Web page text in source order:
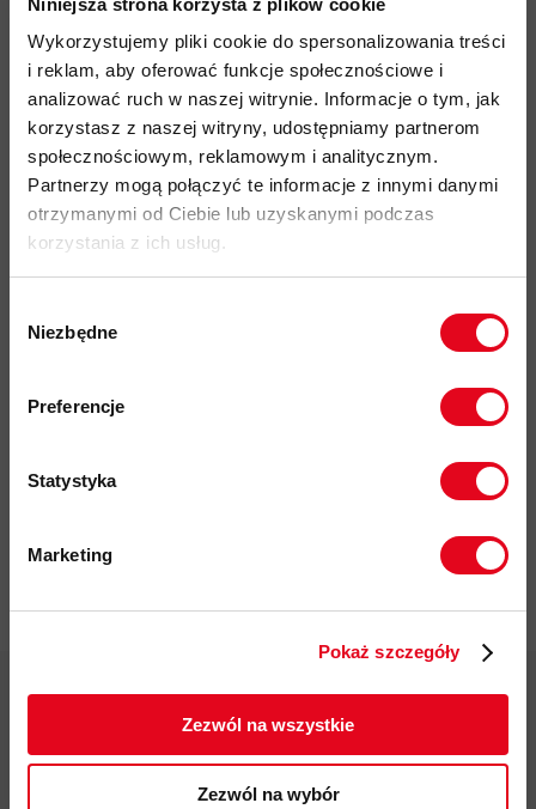
Wykorzystujemy pliki cookie do spersonalizowania treści
i reklam, aby oferować funkcje społecznościowe i
analizować ruch w naszej witrynie. Informacje o tym, jak
korzystasz z naszej witryny, udostępniamy partnerom
społecznościowym, reklamowym i analitycznym.
Partnerzy mogą połączyć te informacje z innymi danymi
otrzymanymi od Ciebie lub uzyskanymi podczas
korzystania z ich usług.
zgody
Niezbędne
Preferencje
Statystyka
Marketing
Pokaż szczegóły
Zezwól na wszystkie
Zezwól na wybór
wykonany z poliestru w 100% pochodzącego z recyklingu
dodatkowe, siatkowe strefy wentylacji umieszczone na
plecach i pod pachami zwiększające odprowadzanie
nadmiaru ciepła i wilgoci
przesunięte, gładkie szwy zapewniają wysoki poziom
komfortu i zapobiegają podrażnieniom w użytkowania z
plecakiem
elementy odblaskowe zwiększające widoczność po zmroku
materiały pochodzące z
recyklingu, certyfikat bluesing
zgodnie z Polityką prywatności.